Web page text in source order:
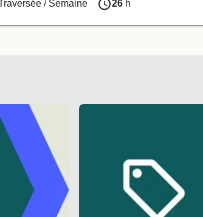
/ Semaine 26 h